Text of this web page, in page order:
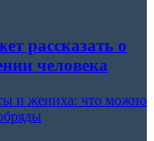
рассказать о
человека
и жениха: что можно